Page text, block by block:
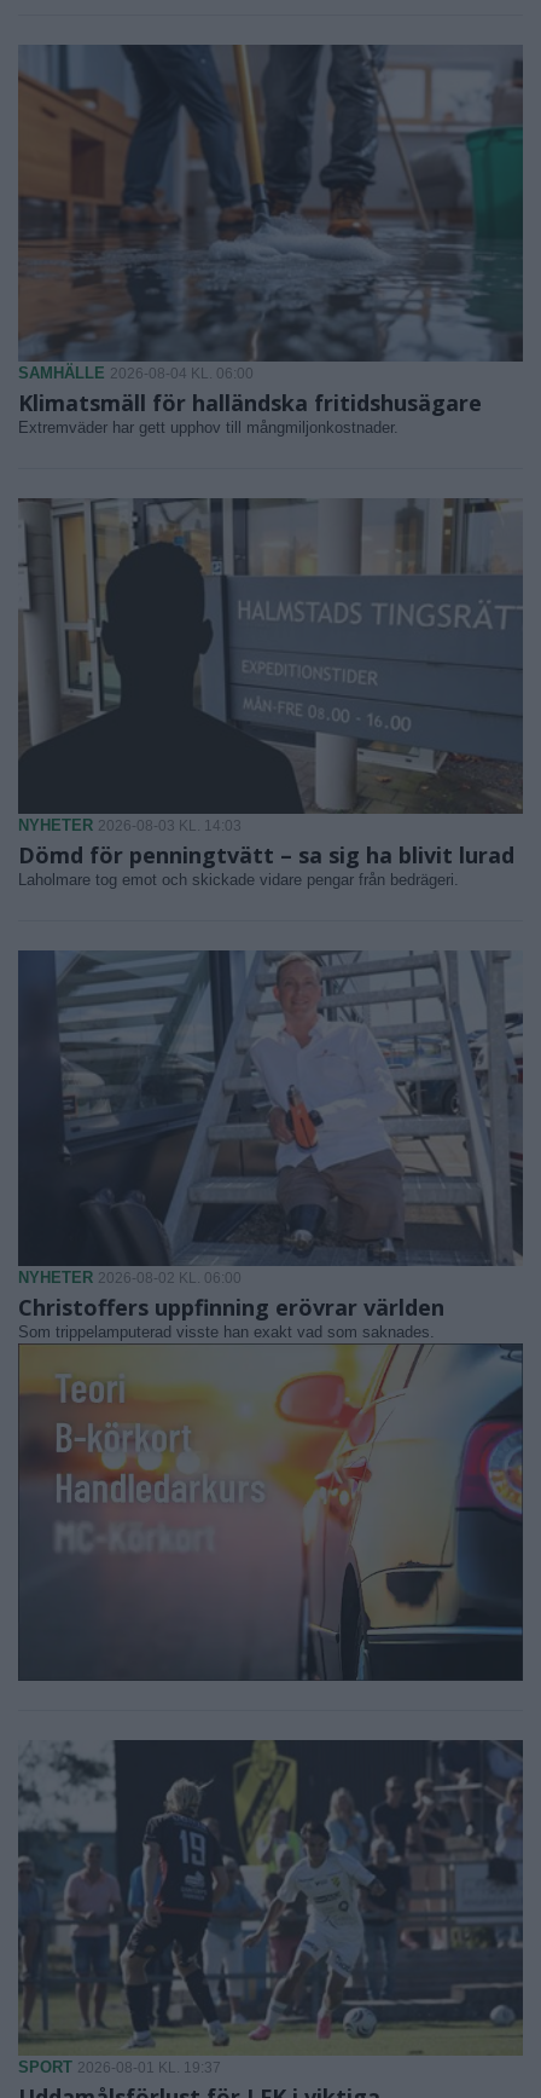
SAMHÄLLE 2026-08-04 KL. 06:00
Klimatsmäll för halländska fritidshusägare
Extremväder har gett upphov till mångmiljonkostnader.
NYHETER 2026-08-03 KL. 14:03
Dömd för penningtvätt – sa sig ha blivit lurad
Laholmare tog emot och skickade vidare pengar från bedrägeri.
NYHETER 2026-08-02 KL. 06:00
Christoffers uppfinning erövrar världen
Som trippelamputerad visste han exakt vad som saknades.
SPORT 2026-08-01 KL. 19:37